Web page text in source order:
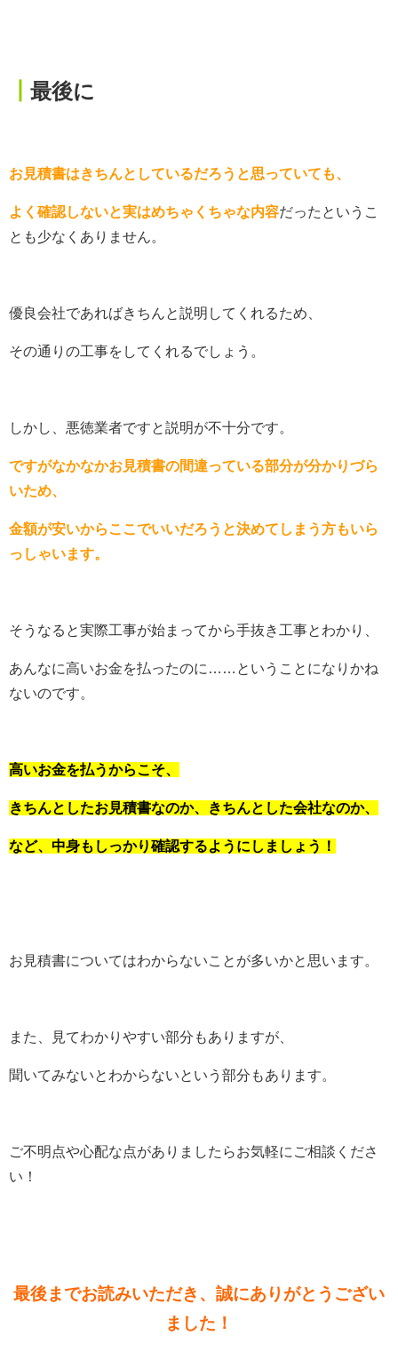
最後に
お見積書はきちんとしているだろうと思っていても、
よく確認しないと実はめちゃくちゃな内容だったというこ
とも少なくありません。
優良会社であればきちんと説明してくれるため、
その通りの工事をしてくれるでしょう。
しかし、悪徳業者ですと説明が不十分です。
ですがなかなかお見積書の間違っている部分が分かりづら
いため、
金額が安いからここでいいだろうと決めてしまう方もいら
っしゃいます。
そうなると実際工事が始まってから手抜き工事とわかり、
あんなに高いお金を払ったのに……ということになりかね
ないのです。
高いお金を払うからこそ、
きちんとしたお見積書なのか、きちんとした会社なのか、
など、中身もしっかり確認するようにしましょう！
お見積書についてはわからないことが多いかと思います。
また、見てわかりやすい部分もありますが、
聞いてみないとわからないという部分もあります。
ご不明点や心配な点がありましたらお気軽にご相談くださ
い！
最後までお読みいただき、誠にありがとうござい
ました！